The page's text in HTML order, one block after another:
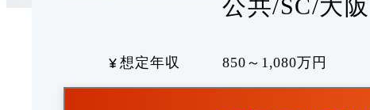
公共/SC/大阪
想定年収 850～1,080万円